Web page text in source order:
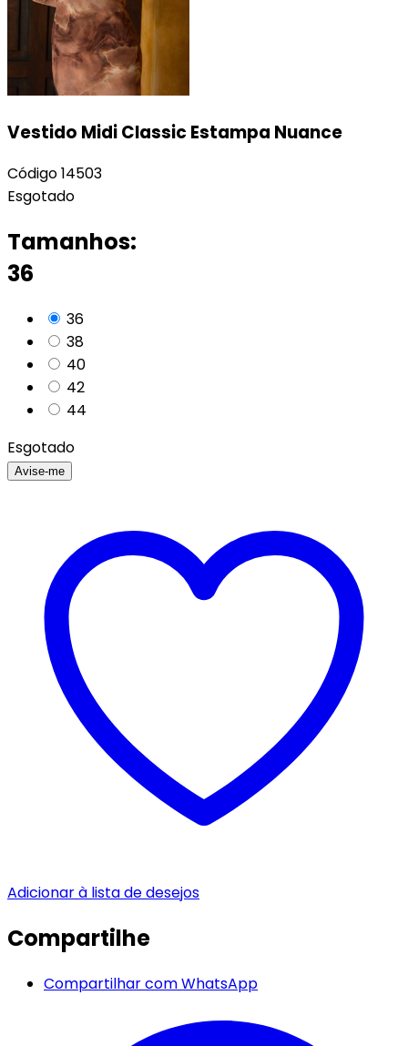
Vestido Midi Classic Estampa Nuance
Código14503
Esgotado
Tamanhos:
36
36
38
40
42
44
Esgotado
Avise-me
Adicionar à lista de desejos
Compartilhe
Compartilhar com WhatsApp